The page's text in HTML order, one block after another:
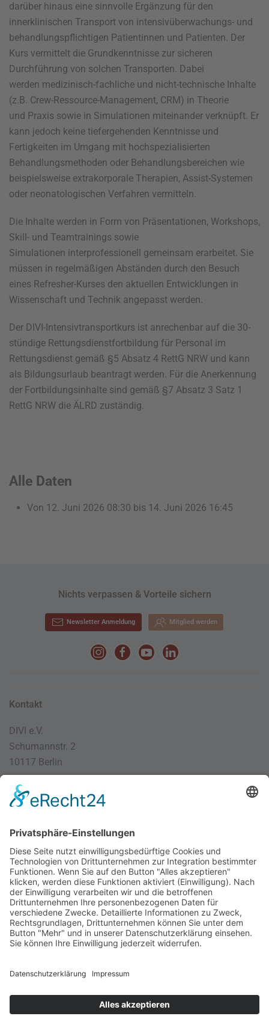
darüber hinaus eine sinnvolle Ergänzung für den
innerklinischen Transport von intensivüberwachungs- und
behandlungspflichtigen Patientinnen und Patienten. Der
Kurs vermittelt die Grundkenntnisse zur sicheren
Durchführung von solchen Transporten. Dabei
werden medizinisch-fachliche und nicht-technische Inhalte
(z.B. Crew-Ressource-Management, CRM) in Theorie
und Praxis sowie in Simulationen miteinander verknüpft. Er
kann jedoch keine tiefergehenden Kenntnisse und
Fertigkeiten im Umgang mit hochspezialisierten
Behandlungsmethoden oder Behandlungsbereichen wie
beispielsweise extrakorporale Therapien, Assist-Systemen
oder neonatologischen Verfahren vermitteln.
Die Inhalte werden in Form von Präsentationen, Workshops,
Skill- und Teamtrainings sowie
Simulationen interprofessionell gemeinsam erarbeitet. Sie
müssen in regelmäßigen Abständen durch den Besuch
eines Refresher-Kurses den aktuellen Entwicklungen in
Wissenschaft und Technik angepasst werden.
Der DIVI-Intensivtransportkurs ist anrechenbar auf die 30-
stündige Rettungsdienstfortbildung für Personal im
Rettungsdienst gemäß §5 Absatz 4 RettG NRW und kann
als Bildungsurlaub beantragt werden. Für die Anerkennung
der Fortbildungsinhalte sind gemäß §7 Absatz 3 Satz 1
RettG NRW die ÄLRD zuständig.
Alle Daten
Von 12. Juni 2026 08:30 bis 14. Juni 2026 16:45
Nichts verpassen & Vorteile sichern
Newsletter Anmeldung Mitglied werden
Kontakt
DIVI e.V.
Schumannstr. 2
10117 Berlin
030 / 4000 56 32
Imprint
Datenschutz
Impressum
AGB
Cookie Settings
Powered bybioculture GmbH.